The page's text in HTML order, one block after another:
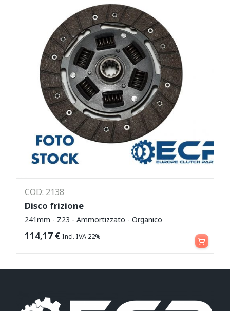
COD: 2138
Disco frizione
241mm - Z23 - Ammortizzato - Organico
114,17 € Incl. IVA 22% Leggi tutto